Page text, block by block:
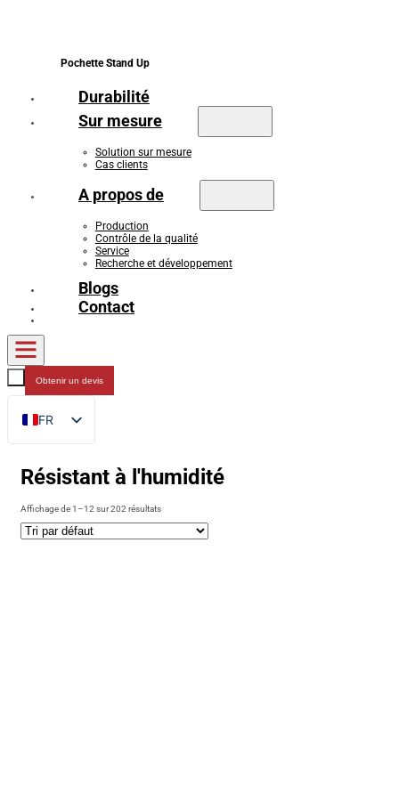
Pochette Stand Up
Durabilité
Sur mesure
Solution sur mesure
Cas clients
A propos de
Production
Contrôle de la qualité
Service
Recherche et développement
Blogs
Contact
Obtenir un devis
FR
EN
DE
RU
ES
Résistant à l'humidité
Affichage de 1–12 sur 202 résultats